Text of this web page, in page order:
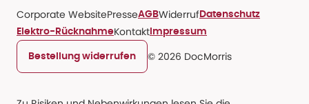
Corporate WebsitePresseAGBWiderruf Datenschutz
Elektro-RücknahmeKontakt Impressum
Bestellung widerrufen © 2026 DocMorris